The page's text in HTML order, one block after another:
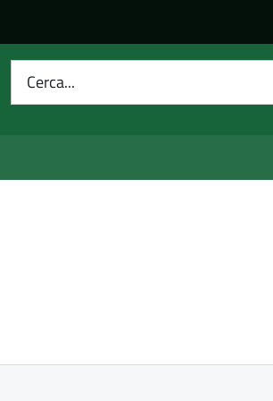
Cerca...